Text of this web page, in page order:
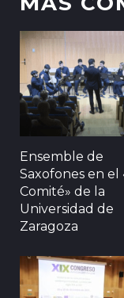
Ensemble de
Saxofones en el
Comité» de la
Universidad de
Zaragoza